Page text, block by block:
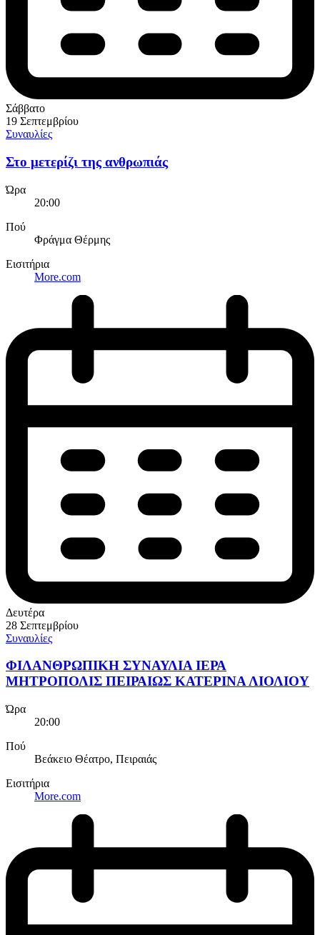
Σάββατο
19 Σεπτεμβρίου
Συναυλίες
Στο μετερίζι της ανθρωπιάς
Ώρα
20:00
Πού
Φράγμα Θέρμης
Εισιτήρια
More.com
Δευτέρα
28 Σεπτεμβρίου
Συναυλίες
ΦΙΛΑΝΘΡΩΠΙΚΗ ΣΥΝΑΥΛΙΑ ΙΕΡΑ
ΜΗΤΡΟΠΟΛΙΣ ΠΕΙΡΑΙΩΣ ΚΑΤΕΡΙΝΑ ΛΙΟΛΙΟΥ
Ώρα
20:00
Πού
Βεάκειο Θέατρο, Πειραιάς
Εισιτήρια
More.com